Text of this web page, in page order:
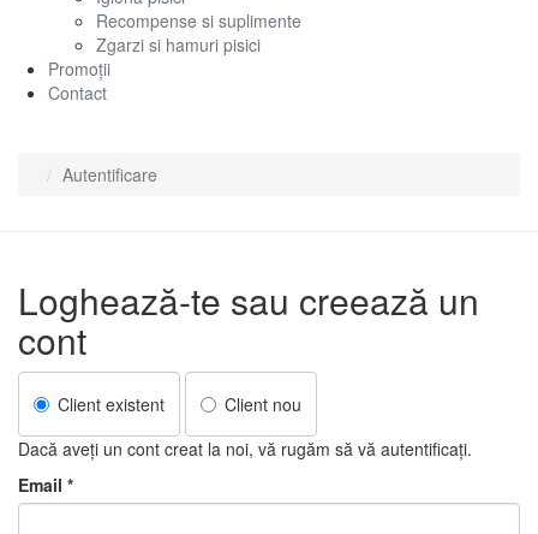
Recompense si suplimente
Zgarzi si hamuri pisici
Promoții
Contact
Autentificare
Loghează-te sau creează un
cont
Client existent
Client nou
Dacă aveți un cont creat la noi, vă rugăm să vă autentificați.
Email *